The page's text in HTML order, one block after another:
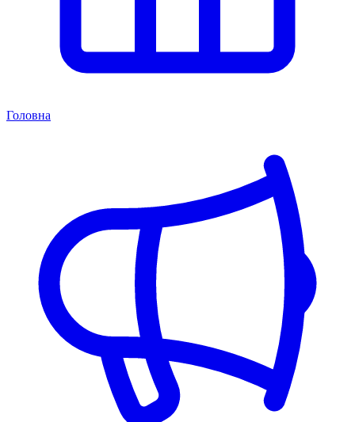
Головна